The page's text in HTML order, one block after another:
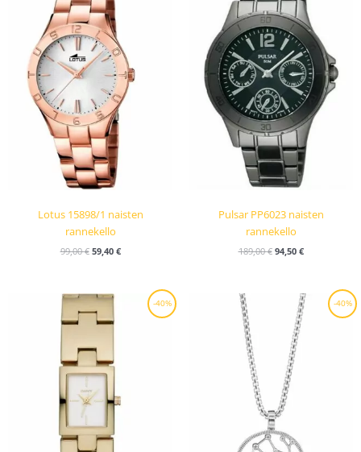
Lotus 15898/1 naisten
rannekello
99,00€
99,00 €.
59,40 €
Pulsar PP6023 naisten
rannekello
189,00€
189,00 €.
94,50 €
94,50 €.
-40%
Alkuperäinen
hinta
oli:
Nykyinen
-40%
Alkuperäinen
139,00 €.
Nykyinen
hinta